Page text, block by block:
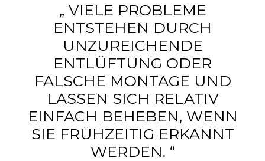
„ VIELE PROBLEME
ENTSTEHEN DURCH
UNZUREICHENDE
ENTLÜFTUNG ODER
FALSCHE MONTAGE UND
LASSEN SICH RELATIV
EINFACH BEHEBEN, WENN
SIE FRÜHZEITIG ERKANNT
WERDEN. “